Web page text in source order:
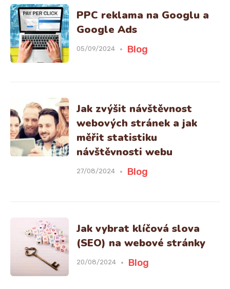
PPC reklama na Googlu a
Google Ads
05/09/2024 Blog
Jak zvýšit návštěvnost
webových stránek a jak
měřit statistiku
návštěvnosti webu
27/08/2024 Blog
Jak vybrat klíčová slova
(SEO) na webové stránky
20/08/2024 Blog